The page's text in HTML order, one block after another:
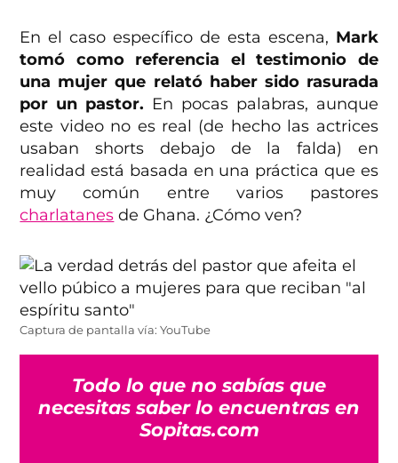
En el caso específico de esta escena, Mark
tomó como referencia el testimonio de
una mujer que relató haber sido rasurada
por un pastor. En pocas palabras, aunque
este video no es real (de hecho las actrices
usaban shorts debajo de la falda) en
realidad está basada en una práctica que es
muy común entre varios pastores
charlatanes de Ghana. ¿Cómo ven?
Captura de pantalla vía: YouTube
Todo lo que no sabías que
necesitas saber lo encuentras en
Sopitas.com